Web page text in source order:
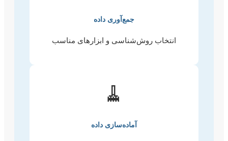
جمع‌آوری داده
انتخاب روش‌شناسی و ابزارهای مناسب
آماده‌سازی داده